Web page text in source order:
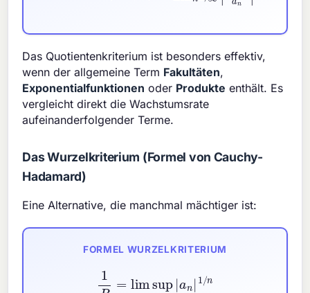
Das Quotientenkriterium ist besonders effektiv,
wenn der allgemeine Term Fakultäten,
Exponentialfunktionen oder Produkte enthält. Es
vergleicht direkt die Wachstumsrate
aufeinanderfolgender Terme.
Das Wurzelkriterium (Formel von Cauchy-
Hadamard)
Eine Alternative, die manchmal mächtiger ist:
FORMEL WURZELKRITERIUM
= |